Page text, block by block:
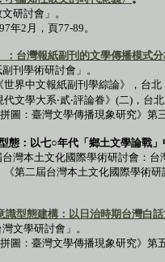
研討會」。
年2 月，頁77-89。
：台灣報紙副刊的文學傳播模式
刊學術研討會」。
世界中文報紙副刊學綜論》，台
代文學大系‧貳‧評論眷》 (二) ，台
拼圖：臺灣文學傳播現象研究》第
態：以七○年代「鄉土文學論戰
灣本土文化國際學術研討會：台
《第二屆台灣本土文化國際學術
識型態建構：以日治時期台灣白
文學研討會」。
拼圖：臺灣文學傳播現象研究》第